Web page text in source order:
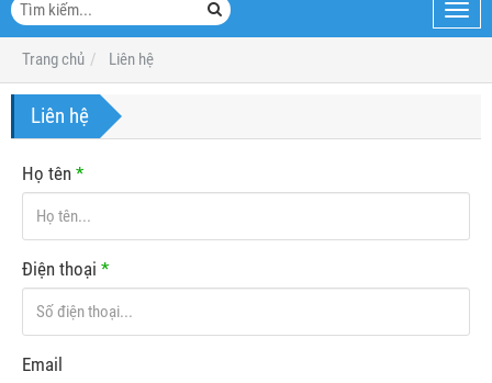
Trang chủ
Liên hệ
Liên hệ
Họ tên *
Điện thoại *
Email